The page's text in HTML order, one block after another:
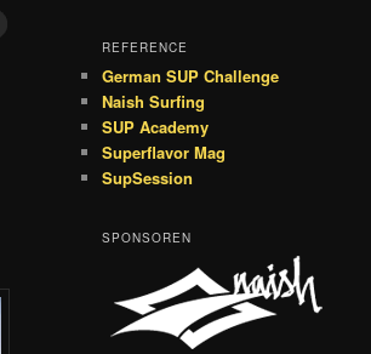
REFERENCE
German SUP Challenge
Naish Surfing
SUP Academy
Superflavor Mag
SupSession
SPONSOREN